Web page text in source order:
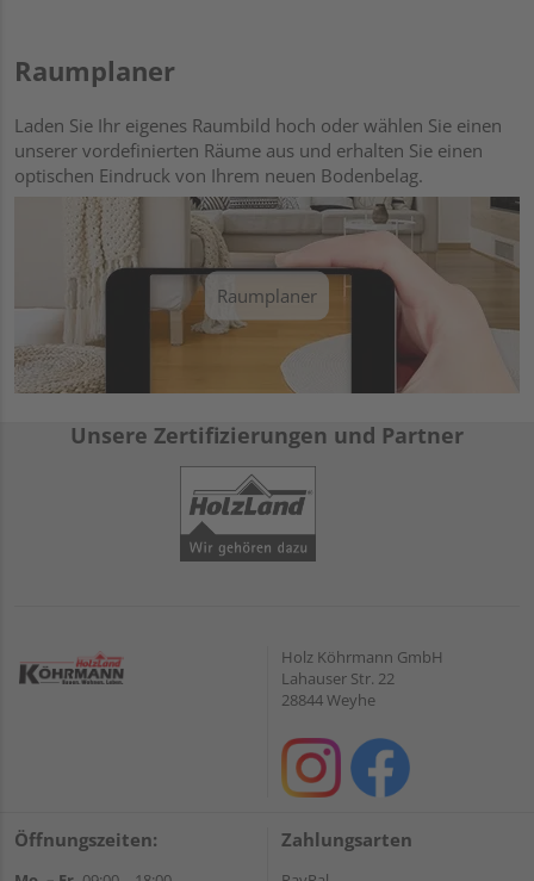
Raumplaner
Laden Sie Ihr eigenes Raumbild hoch oder wählen Sie einen
unserer vordefinierten Räume aus und erhalten Sie einen
optischen Eindruck von Ihrem neuen Bodenbelag.
Raumplaner
Unsere Zertifizierungen und Partner
Holz Köhrmann GmbH
Lahauser Str. 22
28844 Weyhe
Öffnungszeiten: Zahlungsarten